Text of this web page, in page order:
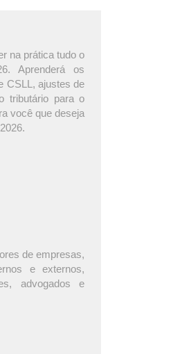
na prática tudo o
Aprenderá os
CSLL, ajustes de
tributário para o
você que deseja
de empresas,
e externos,
advogados e